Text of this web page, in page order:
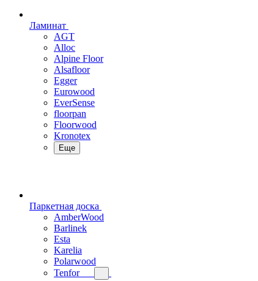
Ламинат
AGT
Alloc
Alpine Floor
Alsafloor
Egger
Eurowood
EverSense
floorpan
Floorwood
Kronotex
Еще
Паркетная доска
AmberWood
Barlinek
Esta
Karelia
Polarwood
Tenfor